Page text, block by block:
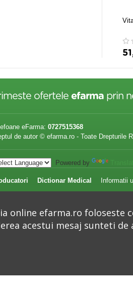
ofertele efarma prin
eFarma: 0727515368
de autor © efarma.ro - Toate Drepturile
Powered by
Dictionar Medical Informatii
online efarma.ro
acestui mesaj sunteti